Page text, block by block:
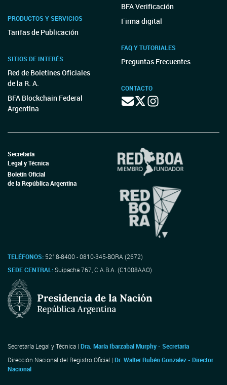
PRODUCTOS Y SERVICIOS
Tarifas de Publicación
SITIOS DE INTERÉS
Red de Boletines Oficiales
de la R. A.
BFA Blockchain Federal
Argentina
BFA Verificación
Firma digital
FAQ Y TUTORIALES
Preguntas Frecuentes
CONTACTO
Secretaría
Legal y Técnica
Boletín Oficial
de la República Argentina
TELÉFONOS: 5218-8400 - 0810-345-BORA (2672)
SEDE CENTRAL:Suipacha 767, C.A.B.A. (C1008AAO)
Secretaría Legal y Técnica | Dra. María Ibarzabal Murphy - Secretaria
Dirección Nacional del Registro Oficial | Dr. Walter Rubén Gonzalez - Director
Nacional